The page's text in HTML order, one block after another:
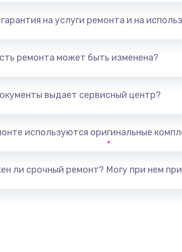
на услуги ремонта и на
ремонта может быть изменена?
выдает сервисный центр?
используются оригинальные
ли срочный ремонт? Могу при нем